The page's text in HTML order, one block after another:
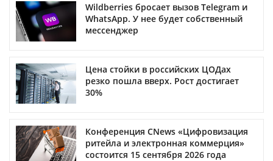
Wildberries бросает вызов Telegram и
WhatsApp. У нее будет собственный
мессенджер
Цена стойки в российских ЦОДах
резко пошла вверх. Рост достигает
30%
Конференция CNews «Цифровизация
ритейла и электронная коммерция»
состоится 15 сентября 2026 года